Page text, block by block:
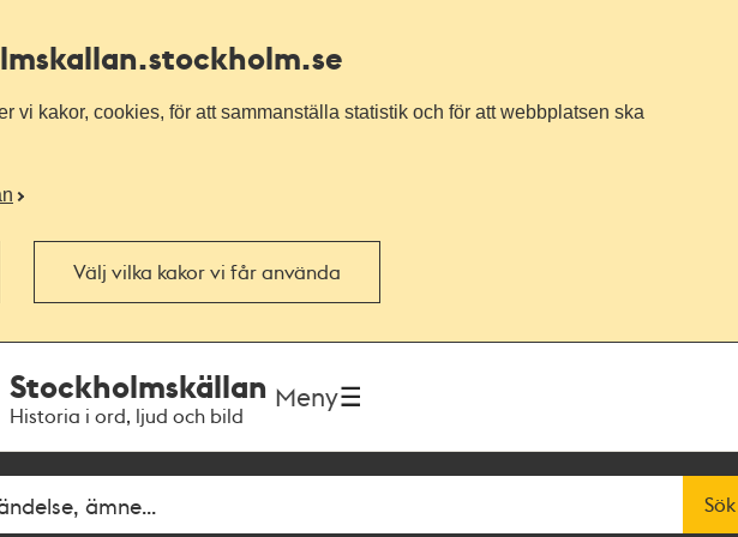
.stockholm.se
vi kakor, cookies, för att sammanställa statistik och för att webbplatsen ska
Välj vilka kakor vi får använda
Stockholmskällan
Historia i ord, ljud och bild
Meny
Sök